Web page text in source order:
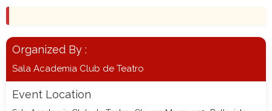
Organized By :
Sala Academia Club de Teatro
Event Location